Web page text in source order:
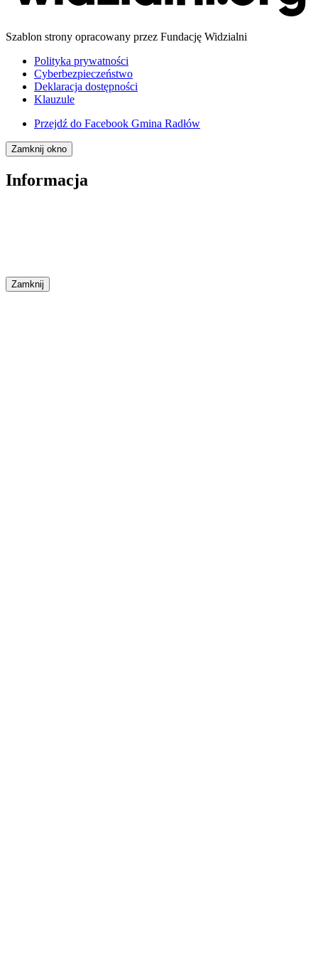
Szablon strony opracowany przez Fundację Widzialni
Polityka prywatności
Cyberbezpieczeństwo
Deklaracja dostępności
Klauzule
Przejdź do Facebook Gmina Radłów
Zamknij okno
Informacja
Zamknij